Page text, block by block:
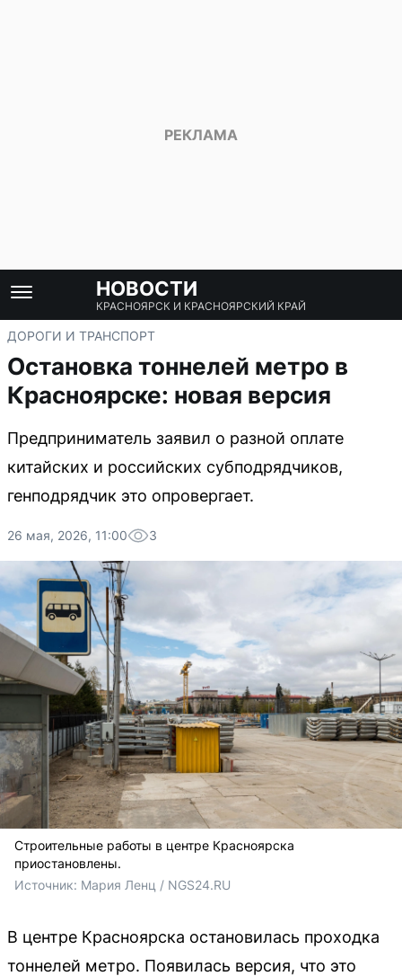
НОВОСТИ
КРАСНОЯРСК И КРАСНОЯРСКИЙ КРАЙ
ДОРОГИ И ТРАНСПОРТ
Остановка тоннелей метро в
Красноярске: новая версия
Предприниматель заявил о разной оплате
китайских и российских субподрядчиков,
генподрядчик это опровергает.
26 мая, 2026, 11:00 3
Строительные работы в центре Красноярска
приостановлены.
Источник: Мария Ленц / NGS24.RU
В центре Красноярска остановилась проходка
тоннелей метро. Появилась версия, что это